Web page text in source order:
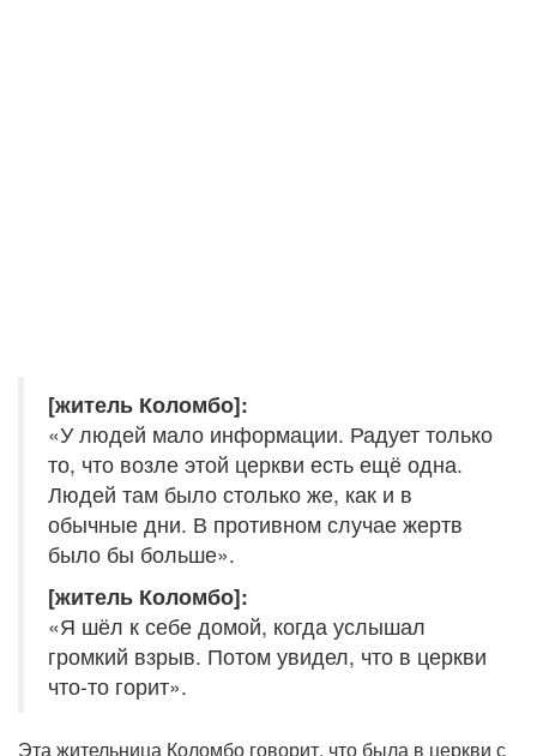
[житель Коломбо]:
«У людей мало информации. Радует только
то, что возле этой церкви есть ещё одна.
Людей там было столько же, как и в
обычные дни. В противном случае жертв
было бы больше».
[житель Коломбо]:
«Я шёл к себе домой, когда услышал
громкий взрыв. Потом увидел, что в церкви
что-то горит».
Эта жительница Коломбо говорит, что была в церкви с